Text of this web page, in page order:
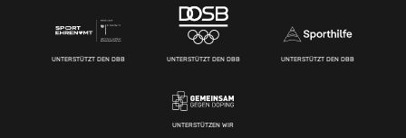
UNTERSTÜTZT DEN DBB UNTERSTÜTZT DEN DBB UNTERSTÜTZT DEN DBB
UNTERSTÜTZEN WIR